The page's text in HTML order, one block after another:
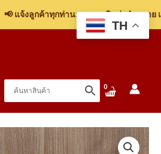
📢 แจ้งลูกค้าทุกท่าน: รบกวนติดต่อฝ่ายขาย
TH